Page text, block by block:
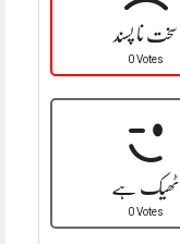
سخت نا پسند
0 Votes
ٹھیک ہے
0 Votes